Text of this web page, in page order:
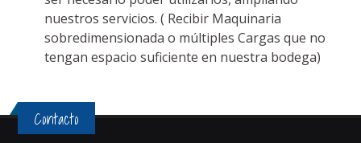
nuestros servicios. ( Recibir Maquinaria
sobredimensionada o múltiples Cargas que no
tengan espacio suficiente en nuestra bodega)
Contacto